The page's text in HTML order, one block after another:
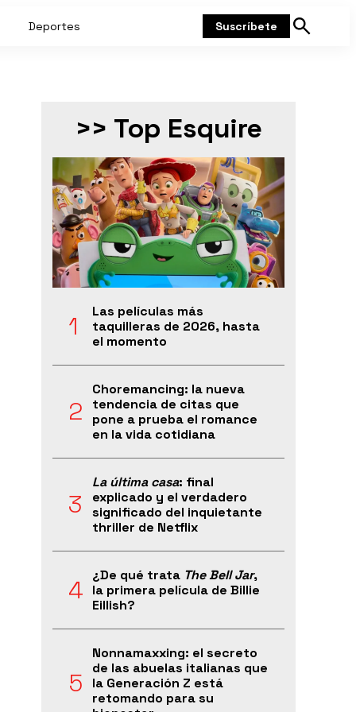
Deportes Suscríbete
Mostrar
>> Top Esquire
Las películas más
taquilleras de 2026, hasta
el momento
Choremancing: la nueva
tendencia de citas que
pone a prueba el romance
en la vida cotidiana
La última casa: final
explicado y el verdadero
significado del inquietante
thriller de Netflix
¿De qué trata The Bell Jar,
la primera película de Billie
Eillish?
Nonnamaxxing: el secreto
de las abuelas italianas que
la Generación Z está
retomando para su